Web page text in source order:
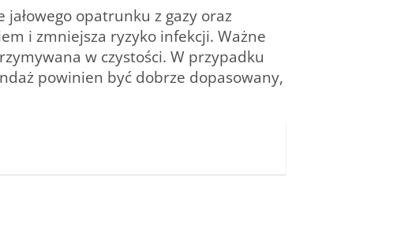
jałowego opatrunku z gazy oraz
i zmniejsza ryzyko infekcji. Ważne
w czystości. W przypadku
powinien być dobrze dopasowany,